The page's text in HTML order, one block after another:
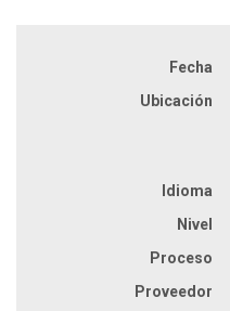
Fecha
Ubicación
Idioma
Nivel
Proceso
Proveedor